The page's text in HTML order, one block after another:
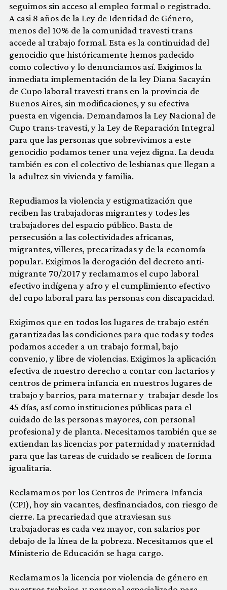
seguimos sin acceso al empleo formal o registrado.
A casi 8 años de la Ley de Identidad de Género,
menos del 10% de la comunidad travesti trans
accede al trabajo formal. Esta es la continuidad del
genocidio que históricamente hemos padecido
como colectivo y lo denunciamos así. Exigimos la
inmediata implementación de la ley Diana Sacayán
de Cupo laboral travesti trans en la provincia de
Buenos Aires, sin modificaciones, y su efectiva
puesta en vigencia. Demandamos la Ley Nacional de
Cupo trans-travesti, y la Ley de Reparación Integral
para que las personas que sobrevivimos a este
genocidio podamos tener una vejez digna. La deuda
también es con el colectivo de lesbianas que llegan a
la adultez sin vivienda y familia.
Repudiamos la violencia y estigmatización que
reciben las trabajadoras migrantes y todes les
trabajadores del espacio público. Basta de
persecusión a las colectividades africanas,
migrantes, villeres, precarizadas y de la economía
popular. Exigimos la derogación del decreto anti-
migrante 70/2017 y reclamamos el cupo laboral
efectivo indígena y afro y el cumplimiento efectivo
del cupo laboral para las personas con discapacidad.
Exigimos que en todos los lugares de trabajo estén
garantizadas las condiciones para que todas y todes
podamos acceder a un trabajo formal, bajo
convenio, y libre de violencias. Exigimos la aplicación
efectiva de nuestro derecho a contar con lactarios y
centros de primera infancia en nuestros lugares de
trabajo y barrios, para maternar y trabajar desde los
45 días, así como instituciones públicas para el
cuidado de las personas mayores, con personal
profesional y de planta. Necesitamos también que se
extiendan las licencias por paternidad y maternidad
para que las tareas de cuidado se realicen de forma
igualitaria.
Reclamamos por los Centros de Primera Infancia
(CPI), hoy sin vacantes, desfinanciados, con riesgo de
cierre. La precariedad que atraviesan sus
trabajadoras es cada vez mayor, con salarios por
debajo de la línea de la pobreza. Necesitamos que el
Ministerio de Educación se haga cargo.
Reclamamos la licencia por violencia de género en